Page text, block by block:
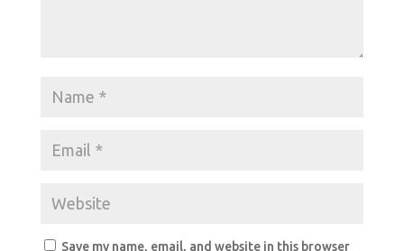
Save my name, email, and website in this browser